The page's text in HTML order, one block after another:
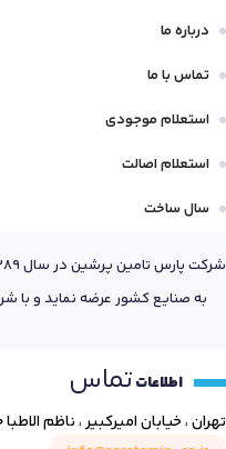
درباره ما
تماس با ما
استعلام موجودی
استعلام اصالت
سال ساخت
به صنایع کشور عرضه نماید و
اطلاعاتتماس
تهران ، خیابان امیرکبیر ، ناظم الاطبا